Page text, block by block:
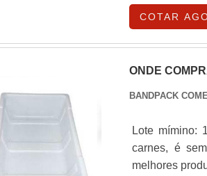
COTAR
ONDE
BANDPACK
Lote mímino:
carnes, é
melhores